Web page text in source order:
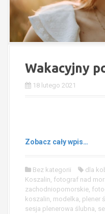
Wakacyjny
18 lutego 2021
Zobacz cały wpis…
Bez kategorii dla
Koszalin, fotograf nad
zachodniopomorskie,
koszalin, modelka, plener
sesja plenerowa ślubna,